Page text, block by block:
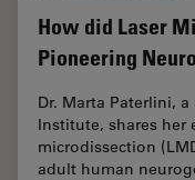
How did Laser
Pioneering
Dr. Marta Paterlini,
Institute, shares her
microdissection
adult human